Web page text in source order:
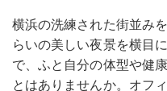
横浜の洗練された街並み
らいの美しい夜景を横目
で、ふと自分の体型や健
とはありませんか。オフ